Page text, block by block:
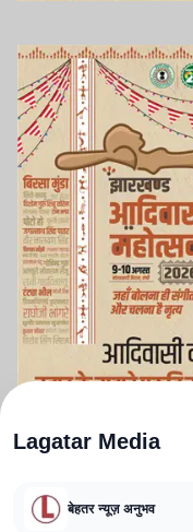
Lagatar Media
बेहतर न्यूज़ अनुभव